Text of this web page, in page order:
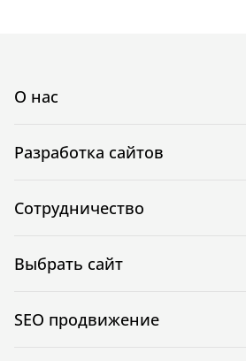
О нас
Разработка сайтов
Сотрудничество
Выбрать сайт
SEO продвижение